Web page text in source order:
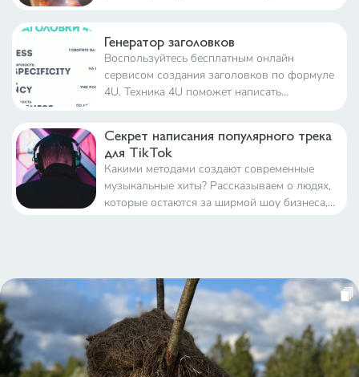
эффективная, продуктивная, прибыльная
работа сайта
Генератор заголовков
Воспользуйтесь бесплатным онлайн
сервисом создания заголовков по формуле
4U. Техника 4U поможет написать
написать заголовок. Примеры продающих
заголовков.
Секрет написания популярного трека
для TikTok
Какими методами создают современные
музыкальные хиты? Рассказываем о людях,
которые остаются за ширмой шоу бизнеса,